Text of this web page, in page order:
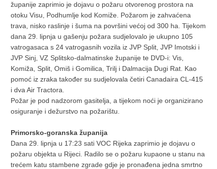
županije zaprimio je dojavu o požaru otvorenog prostora na
otoku Visu, Podhumlje kod Komiže. Požarom je zahvaćena
trava, nisko raslinje i šuma na površini većoj od 300 ha. Tijekom
dana 29. lipnja u gašenju požara sudjelovalo je ukupno 105
vatrogasaca s 24 vatrogasnih vozila iz JVP Split, JVP Imotski i
JVP Sinj, VZ Splitsko-dalmatinske županije te DVD-i: Vis,
Komiža, Split, Omiš i Gomilica, Trilj i Dalmacija Dugi Rat. Kao
pomoć iz zraka također su sudjelovala četiri Canadaira CL-415
i dva Air Tractora.
Požar je pod nadzorom gasitelja, a tijekom noći je organizirano
osiguranje i dežurstvo na požarištu.
Primorsko-goranska županija
Dana 29. lipnja u 17:23 sati VOC Rijeka zaprimio je dojavu o
požaru objekta u Rijeci. Radilo se o požaru kupaone u stanu na
trećem katu stambene zgrade gdje je pronađena jedna smrtno